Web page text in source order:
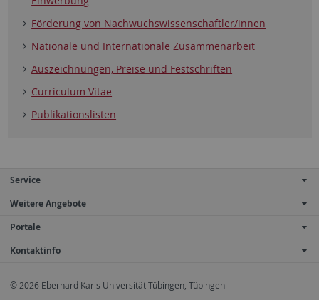
Förderung von Nachwuchswissenschaftler/innen
Nationale und Internationale Zusammenarbeit
Auszeichnungen, Preise und Festschriften
Curriculum Vitae
Publikationslisten
Service
Weitere Angebote
Portale
Kontaktinfo
© 2026 Eberhard Karls Universität Tübingen, Tübingen